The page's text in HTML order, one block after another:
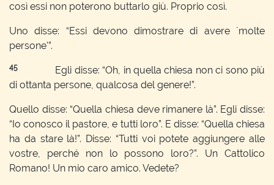
così essi non poterono buttarlo giù. Proprio così.
Uno disse: “Essi devono dimostrare di avere `molte
persone'”.
45
Egli disse: “Oh, in quella chiesa non ci sono più
di ottanta persone, qualcosa del genere!”.
Quello disse: “Quella chiesa deve rimanere là”. Egli disse:
“Io conosco il pastore, e tutti loro”. E disse: “Quella chiesa
ha da stare là!”. Disse: “Tutti voi potete aggiungere alle
vostre, perché non lo possono loro?”. Un Cattolico
Romano! Un mio caro amico. Vedete?